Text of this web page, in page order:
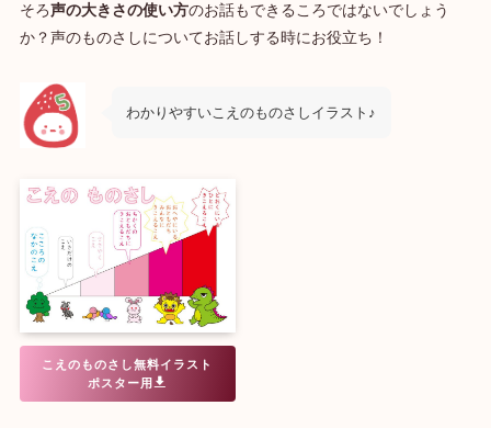
そろ声の大きさの使い方のお話もできるころではないでしょう
か？声のものさしについてお話しする時にお役立ち！
わかりやすいこえのものさしイラスト♪
こえのものさし無料イラスト
ポスター用